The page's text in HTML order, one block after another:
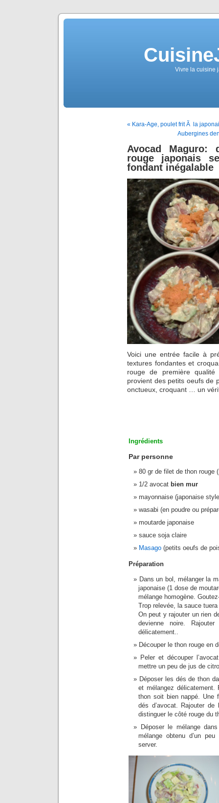
Vivre la cuisine
« Kara-Age, poulet frit Ã la
Aubergines
Avocad
rouge japonais
fondant inégalable
Voici une entrée facile à
textures fondantes et
rouge de première
provient des petits oeufs de
onctueux, croquant … un
Ingrédients
Par personne
80 gr de filet de thon rouge
1/2 avocat bien mur
mayonnaise (japonaise
wasabi (en poudre ou
moutarde japonaise
sauce soja claire
Masago (petits oeufs de
Préparation
Dans un bol, mélanger la
japonaise (1 dose de
mélange homogène.
Trop relevée, la sauce
On peut y rajouter un rien
devienne noire.
délicatement..
Découper le thon rouge en
Peler et découper
mettre un peu de jus de
Déposer les dés de thon
et mélangez délicatement.
thon soit bien nappé. Une
dés d’avocat. Rajouter
distinguer le côté rouge du
Déposer le mélange
mélange obtenu d’un
server.